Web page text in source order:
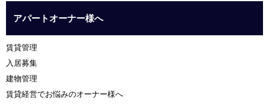
アパートオーナー様へ
賃貸管理
入居募集
建物管理
賃貸経営でお悩みのオーナー様へ